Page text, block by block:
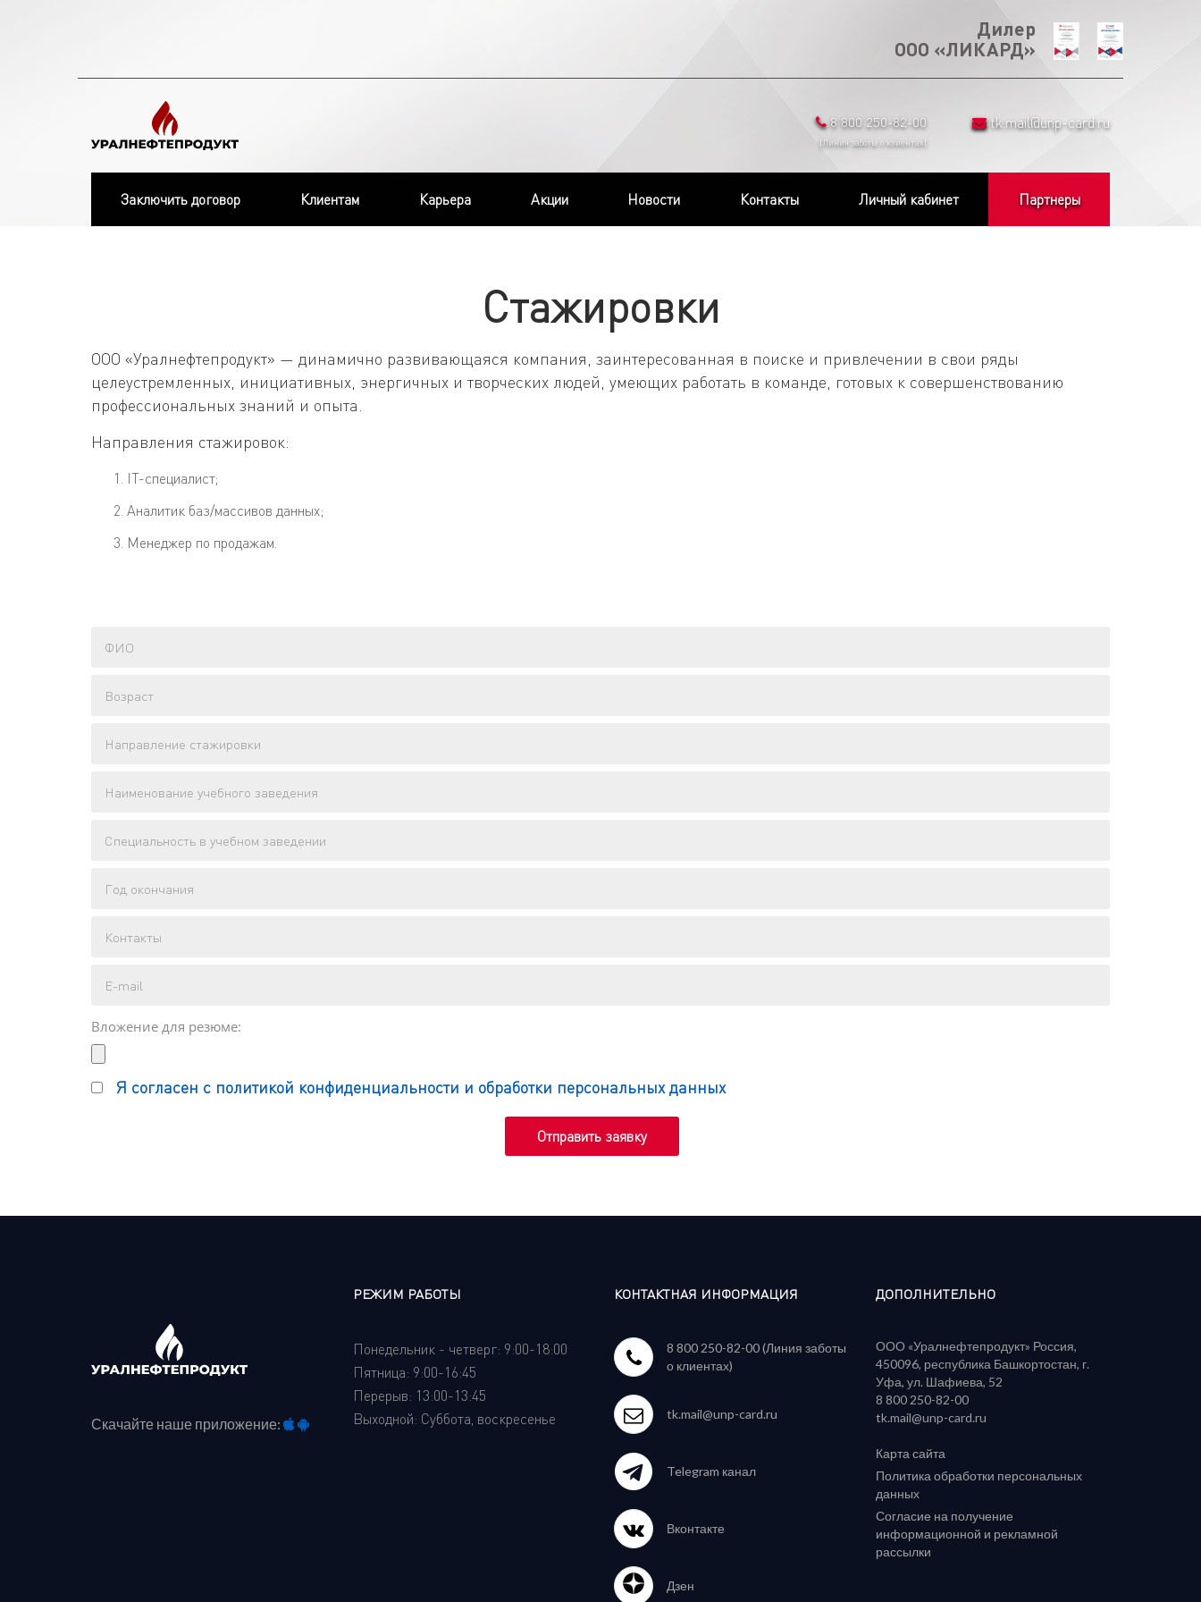
Дилер
ООО «ЛИКАРД»
8 800 250-82-00
(Линия заботы о клиентах)
tk.mail@unp-card.ru
Заключить договор Клиентам Карьера Акции Новости Контакты Личный кабинет Партнеры
Стажировки
ООО «Уралнефтепродукт» — динамично развивающаяся компания, заинтересованная в поиске и привлечении в свои ряды
целеустремленных, инициативных, энергичных и творческих людей, умеющих работать в команде, готовых к совершенствованию
профессиональных знаний и опыта.
Направления стажировок:
IT-специалист;
Аналитик баз/массивов данных;
Менеджер по продажам.
Вложение для резюме:
Я согласен с политикой конфиденциальности и обработки персональных данных
Скачайте наше приложение:
РЕЖИМ РАБОТЫ
Понедельник - четверг: 9:00-18:00
Пятница: 9:00-16:45
Перерыв: 13:00-13:45
Выходной: Суббота, воскресенье
КОНТАКТНАЯ ИНФОРМАЦИЯ
8 800 250-82-00 (Линия заботы
о клиентах)
tk.mail@unp-card.ru
Telegram канал
Вконтакте
Дзен
ДОПОЛНИТЕЛЬНО
ООО «Уралнефтепродукт» Россия,
450096, республика Башкортостан, г.
Уфа, ул. Шафиева, 52
‪8 800 250-82-00‬
tk.mail@unp-card.ru
Карта сайта
Политика обработки персональных
данных
Согласие на получение
информационной и рекламной
рассылки